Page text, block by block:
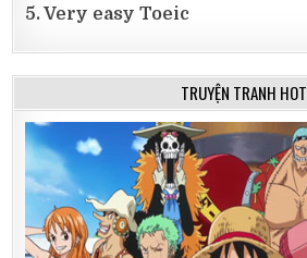
5. Very easy Toeic
TRUYỆN TRANH HOT